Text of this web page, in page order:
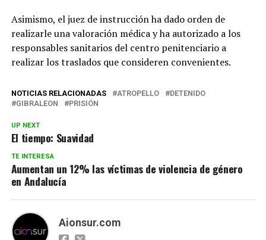
Asimismo, el juez de instrucción ha dado orden de
realizarle una valoración médica y ha autorizado a los
responsables sanitarios del centro penitenciario a
realizar los traslados que consideren convenientes.
NOTICIAS RELACIONADAS ATROPELLO
DETENIDO
GIBRALEON
PRISIÓN
UP NEXT
El tiempo: Suavidad
TE INTERESA
Aumentan un 12% las víctimas de violencia de género
en Andalucía
Aionsur.com